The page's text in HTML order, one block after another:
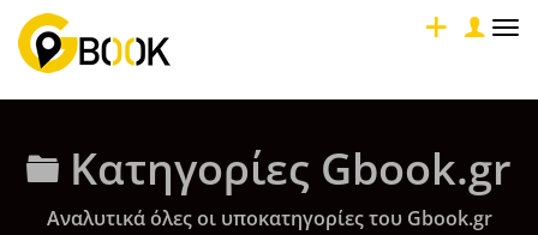
Κατηγορίες Gbook.gr
Αναλυτικά όλες οι υποκατηγορίες του Gbook.gr